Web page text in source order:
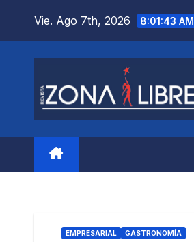
Vie. Ago 7th, 2026 8:01:44 AM
EMPRESARIAL GASTRONOMÍA